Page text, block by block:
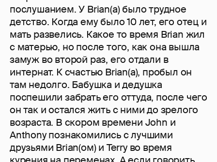
послушанием. У Brian(а) было трудное
детство. Когда ему было 10 лет, его отец и
мать развелись. Какое то время Brian жил
с матерью, но после того, как она вышла
замуж во второй раз, его отдали в
интернат. К счастью Brian(а), пробыл он
там недолго. Бабушка и дедушка
поспешили забрать его оттуда, после чего
он так и остался жить с ними до зрелого
возраста. В скором времени John и
Anthony познакомились с лучшими
друзьями Brian(ом) и Terry во время